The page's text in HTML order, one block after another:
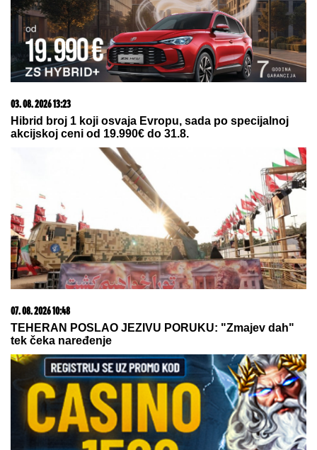
03. 08. 2026 13:23
Hibrid broj 1 koji osvaja Evropu, sada po specijalnoj
akcijskoj ceni od 19.990€ do 31.8.
07. 08. 2026 10:48
TEHERAN POSLAO JEZIVU PORUKU: "Zmajev dah"
tek čeka naređenje